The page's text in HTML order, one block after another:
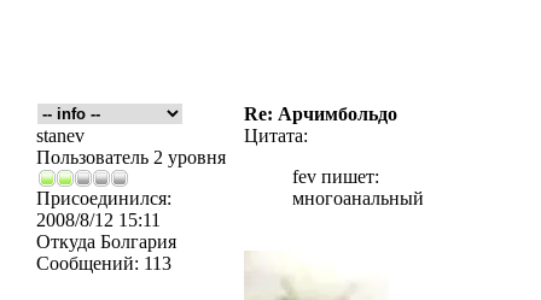
Re: Арчимбольдо
stanev
Пользователь 2 уровня
Присоединился:
2008/8/12 15:11
Откуда Болгария
Сообщений: 113
Цитата:
fev пишет:
многоанальный